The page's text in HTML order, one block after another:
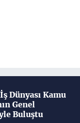
Dünyası Kamu
Genel
Buluştu